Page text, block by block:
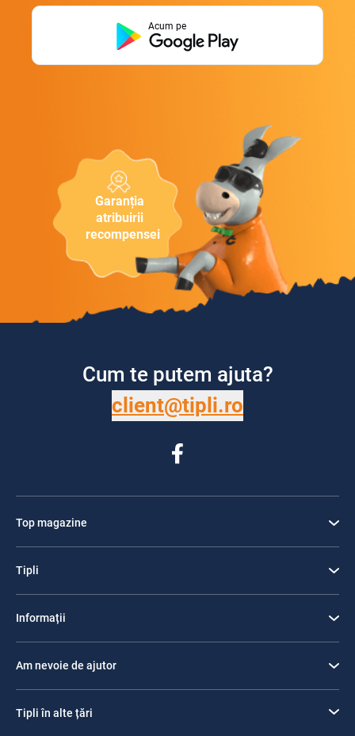
Garanția
atribuirii
recompensei
Acum pe
Cum te putem ajuta?
client@tipli.ro
Top magazine
Tipli
Informații
Am nevoie de ajutor
Tipli în alte țări